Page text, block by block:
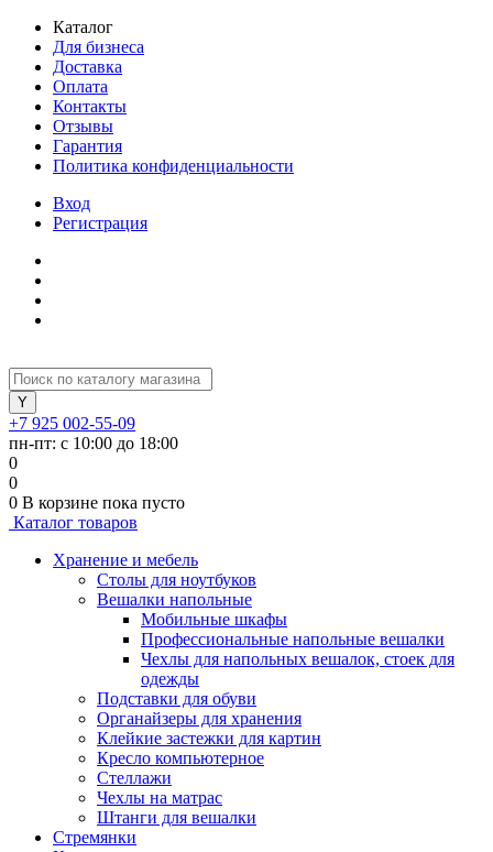
Каталог
Для бизнеса
Доставка
Оплата
Контакты
Отзывы
Гарантия
Политика конфиденциальности
Вход
Регистрация
+7 925 002-55-09
пн-пт: с 10:00 до 18:00
0
0
0 В корзине пока пусто
Каталог товаров
Хранение и мебель
Столы для ноутбуков
Вешалки напольные
Мобильные шкафы
Профессиональные напольные вешалки
Чехлы для напольных вешалок, стоек для
одежды
Подставки для обуви
Органайзеры для хранения
Клейкие застежки для картин
Кресло компьютерное
Стеллажи
Чехлы на матрас
Штанги для вешалки
Стремянки